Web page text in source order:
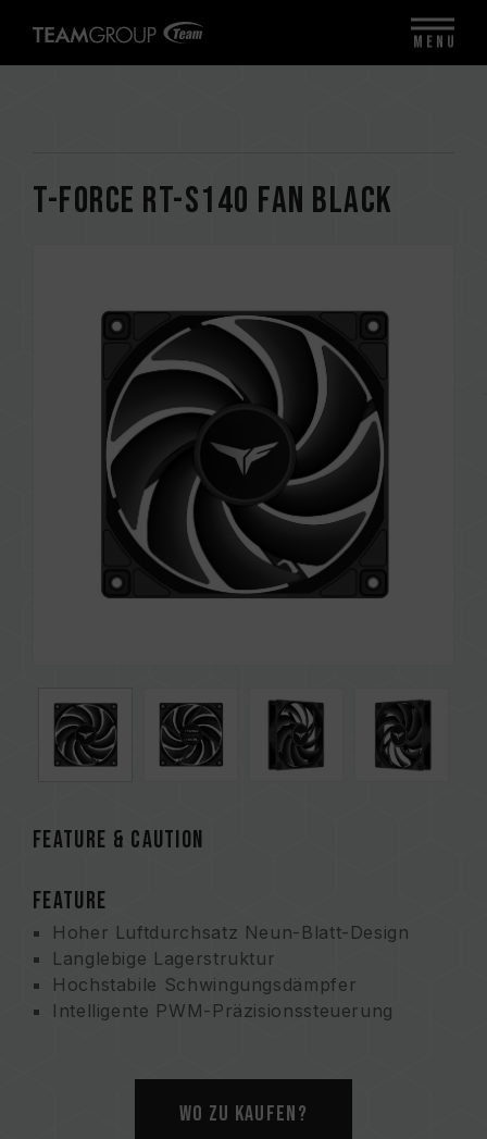
T-FORCE RT-S140 Fan Black
FEATURE & CAUTION
FEATURE
Hoher Luftdurchsatz Neun-Blatt-Design
Langlebige Lagerstruktur
Hochstabile Schwingungsdämpfer
Intelligente PWM-Präzisionssteuerung
Wo zu kaufen?
MENU